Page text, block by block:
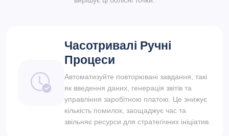
Часотривалі Ручні
Процеси
Автоматизуйте повторювані завдання, такі
як введення даних, генерація звітів та
управління заробітною платою. Це знижує
кількість помилок, заощаджує час та
звільняє ресурси для стратегічних ініціатив.